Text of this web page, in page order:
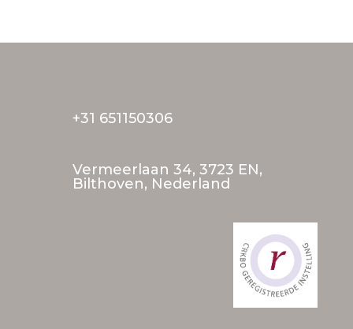
+31 651150306
Vermeerlaan 34, 3723 EN,
Bilthoven, Nederland